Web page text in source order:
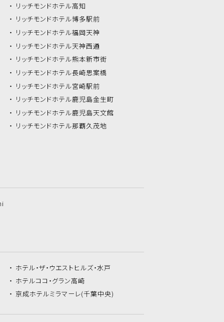
リッチモンドホテル高知
リッチモンドホテル博多駅前
リッチモンドホテル福岡天神
リッチモンドホテル天神西通
リッチモンドホテル熊本新市街
リッチモンドホテル長崎思案橋
リッチモンドホテル宮崎駅前
リッチモンドホテル鹿児島金生町
リッチモンドホテル鹿児島天文館
リッチモンドホテル那覇久茂地
ホテル・ザ・ ウエストヒルズ・水戸
ホテルココ・グラン高崎
京成ホテルミラマーレ(千葉中央)